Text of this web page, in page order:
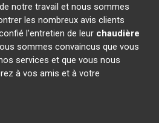
notre travail et nous sommes
les nombreux avis clients
l'entretien de leur chaudière
sommes convaincus que vous
services et que vous nous
à vos amis et à votre